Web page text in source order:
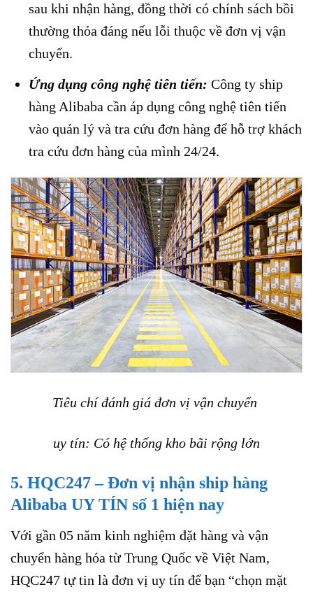
sau khi nhận hàng, đồng thời có chính sách bồi
thường thỏa đáng nếu lỗi thuộc về đơn vị vận
chuyển.
Ứng dụng công nghệ tiên tiến: Công ty ship
hàng Alibaba cần áp dụng công nghệ tiên tiến
vào quản lý và tra cứu đơn hàng để hỗ trợ khách
tra cứu đơn hàng của mình 24/24.
Tiêu chí đánh giá đơn vị vận chuyển
uy tín: Có hệ thống kho bãi rộng lớn
5. HQC247 – Đơn vị nhận ship hàng
Alibaba UY TÍN số 1 hiện nay
Với gần 05 năm kinh nghiệm đặt hàng và vận
chuyển hàng hóa từ Trung Quốc về Việt Nam,
HQC247 tự tin là đơn vị uy tín để bạn “chọn mặt